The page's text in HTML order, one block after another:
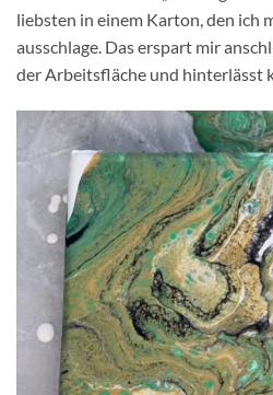
liebsten in einem Karton, den ich
ausschlage. Das erspart mir
der Arbeitsfläche und hinterlässt